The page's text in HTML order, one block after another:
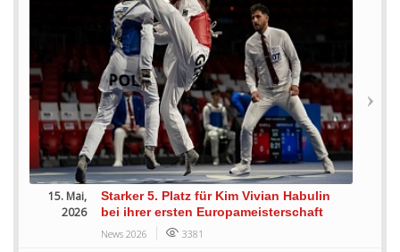
15. Mai,
2026
Starker 5. Platz für Kim Vivian Habulin
bei ihrer ersten Europameisterschaft
News 2026 3381